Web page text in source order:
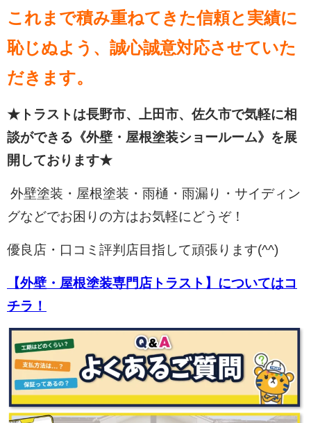
これまで積み重ねてきた信頼と実績に
恥じぬよう、誠心誠意対応させていた
だきます。
★トラストは長野市、上田市、佐久市で気軽に相
談ができる《外壁・屋根塗装ショールーム》を展
開しております★
外壁塗装・屋根塗装・雨樋・雨漏り・サイディン
グなどでお困りの方はお気軽にどうぞ！
優良店・口コミ評判店目指して頑張ります(^^)
【外壁・屋根塗装専門店トラスト】についてはコ
チラ！